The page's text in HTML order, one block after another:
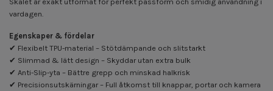
vardagen.
Egenskaper & fördelar
✔ Flexibelt TPU-material – Stötdämpande och slitstarkt
✔ Slimmad & lätt design – Skyddar utan extra bulk
✔ Anti-Slip-yta – Bättre grepp och minskad halkrisk
✔ Precisionsutskärningar – Full åtkomst till knappar, portar och kamera